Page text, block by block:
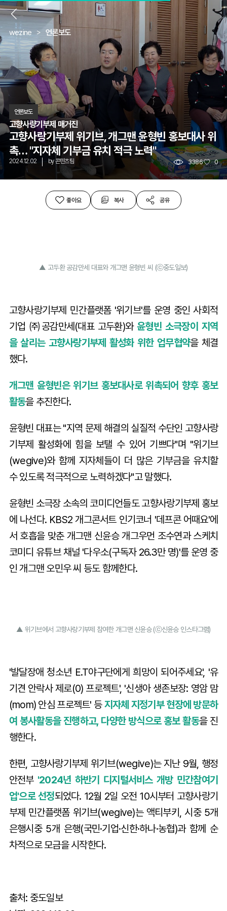
뒤
wezine 언론보도
언론보도
고향사량기부제 매거진
고향사랑기부제 위기브, 개그맨 윤형빈 홍보대사 위
촉… "지자체 기부금 유치 적극 노력"
2024.12.02 by콘텐츠팀 3386 0
좋아요 복사 공유
▲ 고두환 공감만세 대표와 개그맨 윤형빈 씨 (ⓒ중도일보)
고향사랑기부제 민간플랫폼 '위기브'를 운영 중인 사회적
기업 ㈜공감만세(대표 고두환)와윤형빈 소극장이 지역
을 살리는 고향사랑기부제 활성화 위한 업무협약을 체결
했다.
개그맨 윤형빈은 위기브 홍보대사로 위촉되어 향후 홍보
활동을 추진한다.
윤형빈 대표는 "지역 문제 해결의 실질적 수단인 고향사랑
기부제 활성화에 힘을 보탤 수 있어 기쁘다"며 "위기브
(wegive)와 함께 지자체들이 더 많은 기부금을 유치할
수 있도록 적극적으로 노력하겠다"고 말했다.
윤형빈 소극장 소속의 코미디언들도 고향사랑기부제 홍보
에 나선다. KBS2 개그콘서트 인기코너 '데프콘 어때요'에
서 호흡을 맞춘 개그맨 신윤승 개그우먼 조수연과 스케치
코미디 유튜브 채널 '다우소(구독자 26.3만 명)'를 운영 중
인 개그맨 오민우 씨 등도 함께한다.
▲ 위기브에서 고향사랑기부제 참여한 개그맨 신윤승 (ⓒ신윤승 인스타그램)
'발달장애 청소년 E.T야구단에게 희망이 되어주세요', '유
기견 안락사 제로(0) 프로젝트', '신생아 생존보장: 영암 맘
(mom) 안심 프로젝트' 등지자체 지정기부 현장에 방문하
여 봉사활동을 진행하고, 다양한 방식으로 홍보 활동을 진
행한다.
한편, 고향사랑기부제 위기브(wegive)는 지난 9월, 행정
안전부 '2024년 하반기 디지털서비스 개방 민간참여기
업'으로 선정되었다. 12월 2일 오전 10시부터 고향사랑기
부제 민간플랫폼 위기브(wegive)는 액티부키, 시중 5개
은행시중 5개 은행(국민·기업·신한·하나·농협)과 함께 순
차적으로 모금을 시작한다.
출처: 중도일보